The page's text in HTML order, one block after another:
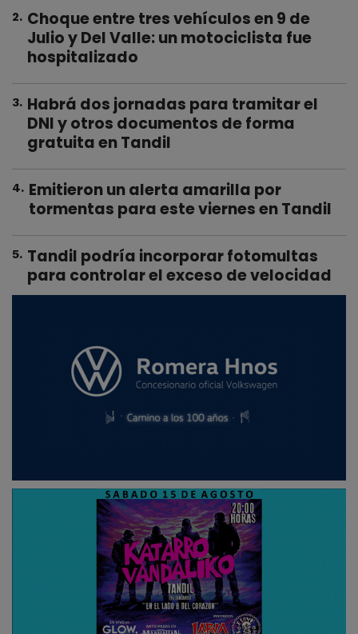
2. Choque entre tres vehículos en 9 de
Julio y Del Valle: un motociclista fue
hospitalizado
3. Habrá dos jornadas para tramitar el
DNI y otros documentos de forma
gratuita en Tandil
4. Emitieron un alerta amarilla por
tormentas para este viernes en Tandil
5. Tandil podría incorporar fotomultas
para controlar el exceso de velocidad